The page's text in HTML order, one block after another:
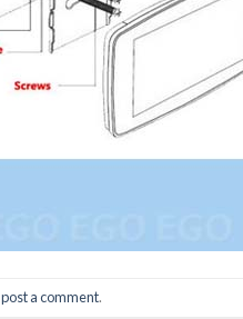
post a comment.